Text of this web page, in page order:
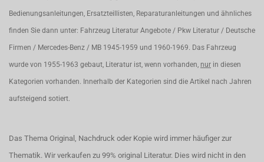
Bedienungsanleitungen, Ersatzteillisten, Reparaturanleitungen und ähnliches
finden Sie dann unter: Fahrzeug Literatur Angebote / Pkw Literatur / Deutsche
Firmen / Mercedes-Benz / MB 1945-1959 und 1960-1969. Das Fahrzeug
wurde von 1955-1963 gebaut, Literatur ist, wenn vorhanden, nur in diesen
Kategorien vorhanden. Innerhalb der Kategorien sind die Artikel nach Jahren
aufsteigend sotiert.
Das Thema Original, Nachdruck oder Kopie wird immer häufiger zur
Thematik. Wir verkaufen zu 99% original Literatur. Dies wird nicht in den